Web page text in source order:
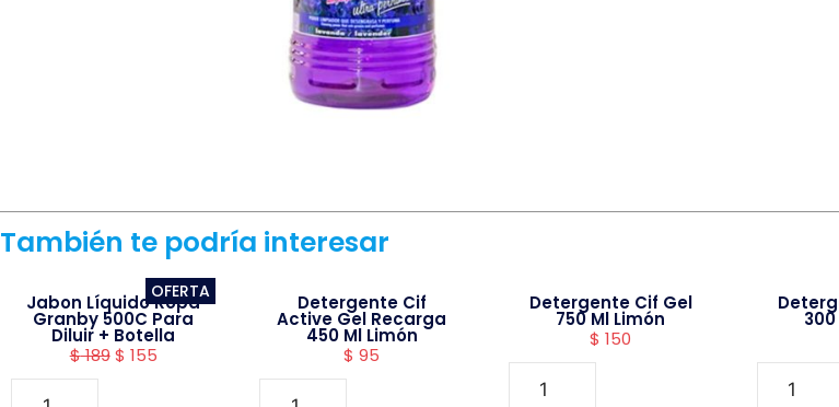
También te podría interesar
OFERTA
Jabon Líquido Ropa
Granby 500C Para
Diluir + Botella
$189 $ 155
Detergente Cif
Active Gel Recarga
450 Ml Limón
$ 95
Detergente Cif Gel
750 Ml Limón
$ 150